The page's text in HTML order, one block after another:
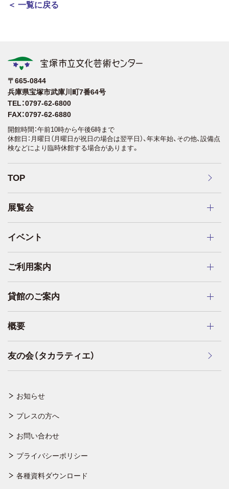
＜ 一覧に戻る
お知らせ
プレスの方へ
お問い合わせ
プライバシーポリシー
各種資料ダウンロード
TOP
展覧会
イベント
ご利用案内
貸館のご案内
概要
友の会（タカラティエ）
〒665-0844
兵庫県宝塚市武庫川町7番64号
TEL：0797-62-6800
FAX：0797-62-6880
開館時間：午前10時から午後6時まで
休館日：月曜日（月曜日が祝日の場合は翌平日）、年末年始、その他、設備点
検などにより臨時休館する場合があります。